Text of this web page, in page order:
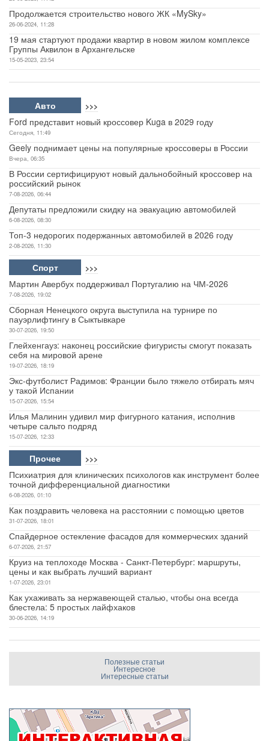
Продолжается строительство нового ЖК «MySky»
26-06-2024, 11:28
19 мая стартуют продажи квартир в новом жилом комплексе
Группы Аквилон в Архангельске
15-05-2023, 23:54
Авто >>>
Ford представит новый кроссовер Kuga в 2029 году
Сегодня, 11:49
Geely поднимает цены на популярные кроссоверы в России
Вчера, 06:35
В России сертифицируют новый дальнобойный кроссовер на
российский рынок
7-08-2026, 06:44
Депутаты предложили скидку на эвакуацию автомобилей
6-08-2026, 08:30
Топ-3 недорогих подержанных автомобилей в 2026 году
2-08-2026, 11:30
Спорт >>>
Мартин Авербух поддерживал Португалию на ЧМ-2026
7-08-2026, 19:02
Сборная Ненецкого округа выступила на турнире по
пауэрлифтингу в Сыктывкаре
30-07-2026, 19:50
Глейхенгауз: наконец российские фигуристы смогут показать
себя на мировой арене
19-07-2026, 18:19
Экс-футболист Радимов: Франции было тяжело отбирать мяч
у такой Испании
15-07-2026, 15:54
Илья Малинин удивил мир фигурного катания, исполнив
четыре сальто подряд
15-07-2026, 12:33
Прочее >>>
Психиатрия для клинических психологов как инструмент более
точной дифференциальной диагностики
6-08-2026, 01:10
Как поздравить человека на расстоянии с помощью цветов
31-07-2026, 18:01
Спайдерное остекление фасадов для коммерческих зданий
6-07-2026, 21:57
Круиз на теплоходе Москва - Санкт-Петербург: маршруты,
цены и как выбрать лучший вариант
1-07-2026, 23:01
Как ухаживать за нержавеющей сталью, чтобы она всегда
блестела: 5 простых лайфхаков
30-06-2026, 14:19
Полезные статьи
Интересное
Интересные статьи